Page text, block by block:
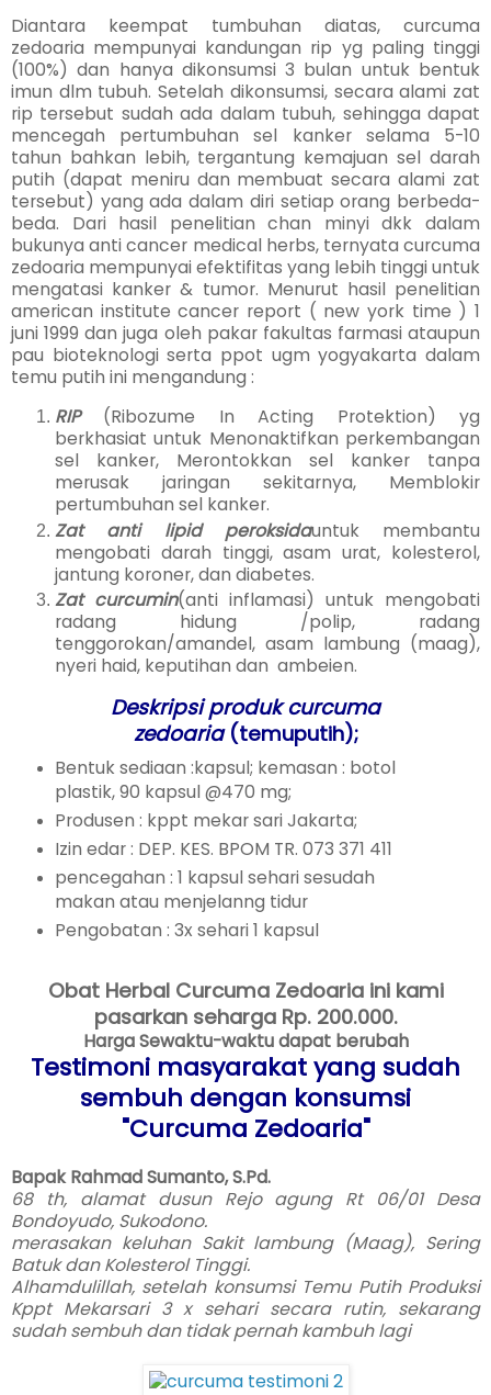
Diantara keempat tumbuhan diatas, curcuma
zedoaria mempunyai kandungan rip yg paling tinggi
(100%) dan hanya dikonsumsi 3 bulan untuk bentuk
imun dlm tubuh. Setelah dikonsumsi, secara alami zat
rip tersebut sudah ada dalam tubuh, sehingga dapat
mencegah pertumbuhan sel kanker selama 5-10
tahun bahkan lebih, tergantung kemajuan sel darah
putih (dapat meniru dan membuat secara alami zat
tersebut) yang ada dalam diri setiap orang berbeda-
beda. Dari hasil penelitian chan minyi dkk dalam
bukunya anti cancer medical herbs, ternyata curcuma
zedoaria mempunyai efektifitas yang lebih tinggi untuk
mengatasi kanker & tumor. Menurut hasil penelitian
american institute cancer report ( new york time ) 1
juni 1999 dan juga oleh pakar fakultas farmasi ataupun
pau bioteknologi serta ppot ugm yogyakarta dalam
temu putih ini mengandung :
RIP (Ribozume In Acting Protektion) yg
berkhasiat untuk Menonaktifkan perkembangan
sel kanker, Merontokkan sel kanker tanpa
merusak jaringan sekitarnya, Memblokir
pertumbuhan sel kanker.
Zat anti lipid peroksidauntuk membantu
mengobati darah tinggi, asam urat, kolesterol,
jantung koroner, dan diabetes.
Zat curcumin(anti inflamasi) untuk mengobati
radang hidung /polip, radang
tenggorokan/amandel, asam lambung (maag),
nyeri haid, keputihan dan ambeien.
Deskripsi produk curcuma
zedoaria(temuputih);
Bentuk sediaan :kapsul; kemasan : botol
plastik, 90 kapsul @470 mg;
Produsen : kppt mekar sari Jakarta;
Izin edar : DEP. KES. BPOM TR. 073 371 411
pencegahan : 1 kapsul sehari sesudah
makan atau menjelanng tidur
Pengobatan : 3x sehari 1 kapsul
Obat Herbal Curcuma Zedoaria ini kami
pasarkan seharga Rp. 200.000.
Harga Sewaktu-waktu dapat berubah
Testimoni masyarakat yang sudah
sembuh dengan konsumsi
"Curcuma Zedoaria"
Bapak Rahmad Sumanto, S.Pd.
68 th, alamat dusun Rejo agung Rt 06/01 Desa
Bondoyudo, Sukodono.
merasakan keluhan Sakit lambung (Maag), Sering
Batuk dan Kolesterol Tinggi.
Alhamdulillah, setelah konsumsi Temu Putih Produksi
Kppt Mekarsari 3 x sehari secara rutin, sekarang
sudah sembuh dan tidak pernah kambuh lagi